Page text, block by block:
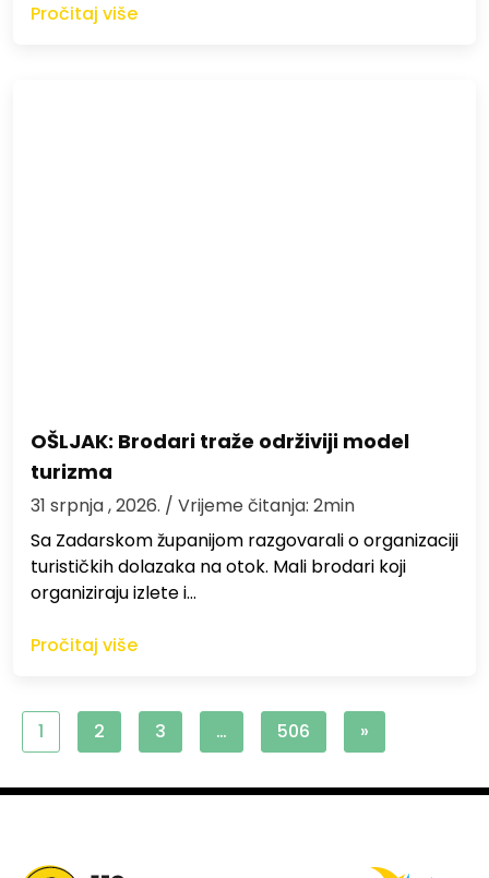
Pročitaj više
OŠLJAK: Brodari traže održiviji model
turizma
31 srpnja , 2026. / Vrijeme čitanja: 2min
Sa Zadarskom županijom razgovarali o organizaciji
turističkih dolazaka na otok. Mali brodari koji
organiziraju izlete i…
Pročitaj više
1 2 3 … 506 »